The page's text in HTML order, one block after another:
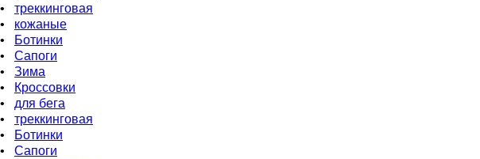
• треккинговая
• кожаные
•
Бoтинки
• Сапоги
• Зима
•
Кроссовки
• для бега
• треккинговая
•
Ботинки
• Сапоги